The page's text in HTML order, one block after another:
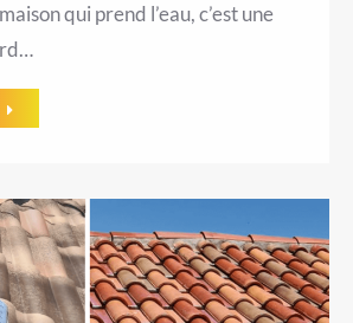
qui prend l’eau, c’est une